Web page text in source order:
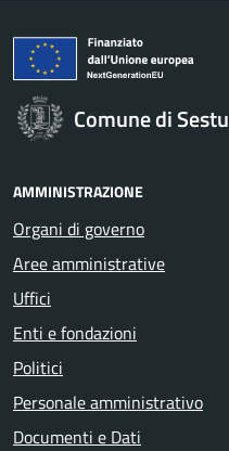
Comune di Sestu
AMMINISTRAZIONE
Organi di governo
Aree amministrative
Uffici
Enti e fondazioni
Politici
Personale amministrativo
Documenti e Dati